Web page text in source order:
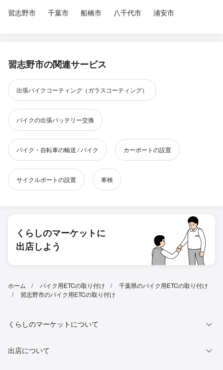
習志野市
千葉市 船橋市 八千代市 浦安市
習志野市の関連サービス
出張バイクコーティング（ガラスコーティング）
バイクの出張バッテリー交換
バイク・自転車の輸送 / バイク カーポートの設置
サイクルポートの設置 車検
くらしのマーケットに
出店しよう
ホーム バイク用ETCの取り付け
千葉県のバイク用ETCの取り付け
習志野市のバイク用ETCの取り付け
くらしのマーケットについて
出店について